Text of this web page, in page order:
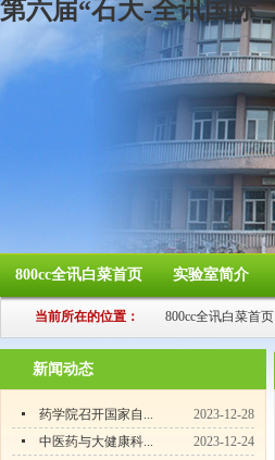
第六届“石大-全讯国际
800cc全讯白菜首页 实验室简介
当前所在的位置： 800cc全讯白菜首页
新闻动态
药学院召开国家自...
2023-12-28
中医药与大健康科...
2023-12-24